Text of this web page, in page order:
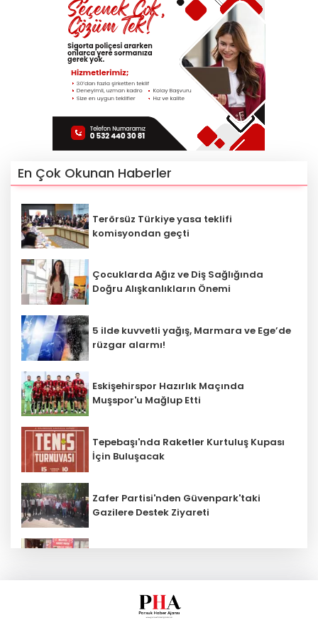
En Çok Okunan Haberler
Terörsüz Türkiye yasa teklifi
komisyondan geçti
Çocuklarda Ağız ve Diş Sağlığında
Doğru Alışkanlıkların Önemi
5 ilde kuvvetli yağış, Marmara ve Ege’de
rüzgar alarmı!
Eskişehirspor Hazırlık Maçında
Muşspor'u Mağlup Etti
Tepebaşı'nda Raketler Kurtuluş Kupası
İçin Buluşacak
Zafer Partisi'nden Güvenpark'taki
Gazilere Destek Ziyareti
AK Parti İl Başkanı Albayrak: "Esnafı